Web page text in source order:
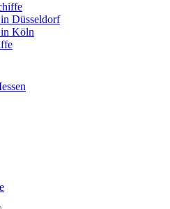
Düsseldorf
Köln